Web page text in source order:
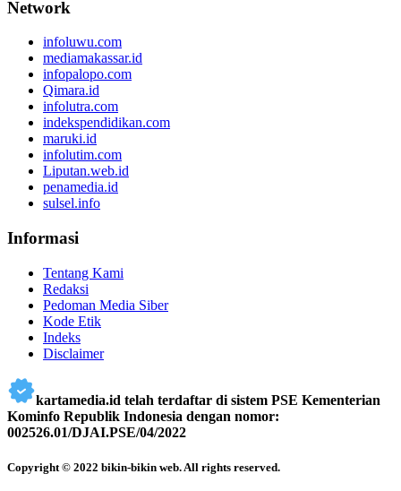
Network
infoluwu.com
mediamakassar.id
infopalopo.com
Qimara.id
infolutra.com
indekspendidikan.com
maruki.id
infolutim.com
Liputan.web.id
penamedia.id
sulsel.info
Informasi
Tentang Kami
Redaksi
Pedoman Media Siber
Kode Etik
Indeks
Disclaimer
kartamedia.id telah terdaftar di sistem PSE Kementerian
Kominfo Republik Indonesia dengan nomor:
002526.01/DJAI.PSE/04/2022
Copyright © 2022 bikin-bikin web. All rights reserved.